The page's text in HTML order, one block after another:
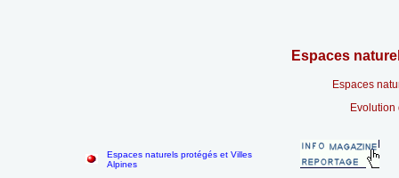
Espaces
Espaces
Espaces naturels protégés et Villes
Alpines